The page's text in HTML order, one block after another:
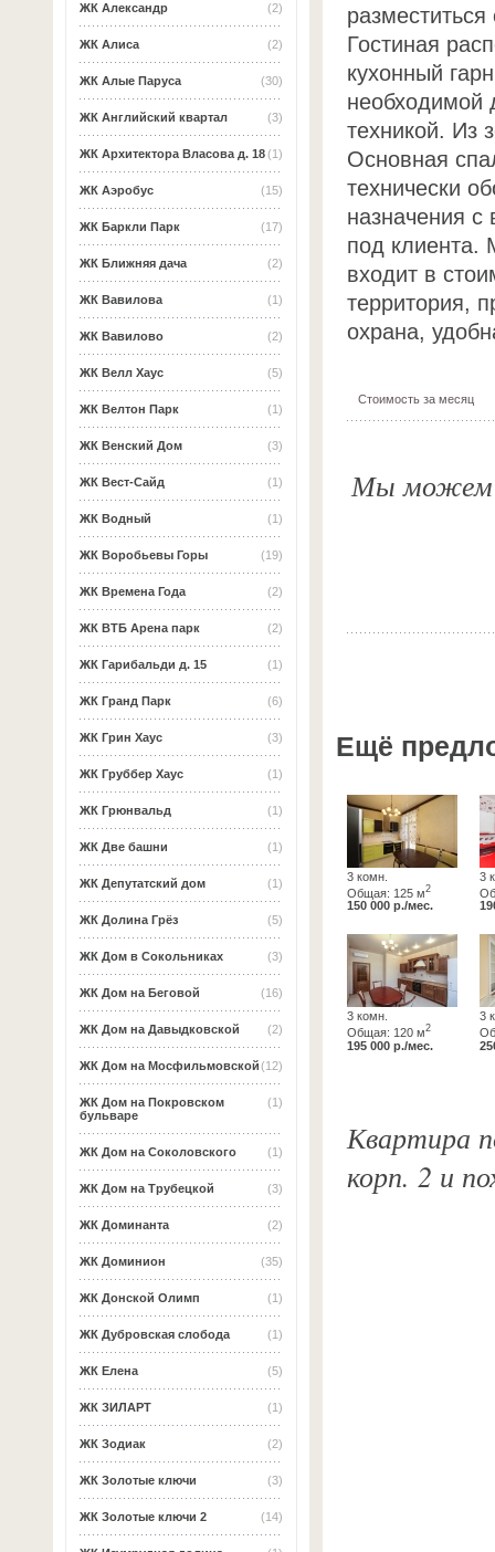
(2)
ЖК Александр
(2)
ЖК Алиса
(30)
ЖК Алые Паруса
(3)
ЖК Английский квартал
(1)
ЖК Архитектора Власова д. 18
(15)
ЖК Аэробус
(17)
ЖК Баркли Парк
(2)
ЖК Ближняя дача
(1)
ЖК Вавилова
(2)
ЖК Вавилово
(5)
ЖК Велл Хаус
(1)
ЖК Велтон Парк
(3)
ЖК Венский Дом
(1)
ЖК Вест-Сайд
(1)
ЖК Водный
(19)
ЖК Воробьевы Горы
(2)
ЖК Времена Года
(2)
ЖК ВТБ Арена парк
(1)
ЖК Гарибальди д. 15
(6)
ЖК Гранд Парк
(3)
ЖК Грин Хаус
(1)
ЖК Груббер Хаус
(1)
ЖК Грюнвальд
(1)
ЖК Две башни
(1)
ЖК Депутатский дом
(5)
ЖК Долина Грёз
(3)
ЖК Дом в Сокольниках
(16)
ЖК Дом на Беговой
(2)
ЖК Дом на Давыдковской
(12)
ЖК Дом на Мосфильмовской
(1)
ЖК Дом на Покровском
бульваре
(1)
ЖК Дом на Соколовского
(3)
ЖК Дом на Трубецкой
(2)
ЖК Доминанта
(35)
ЖК Доминион
(1)
ЖК Донской Олимп
(1)
ЖК Дубровская слобода
(5)
ЖК Елена
(1)
ЖК ЗИЛАРТ
(2)
ЖК Зодиак
(3)
ЖК Золотые ключи
(14)
ЖК Золотые ключи 2
Гостиная
кухонный
необходимой
техникой. Из
Основная
технически
назначения
под клиента.
входит в
территория,
охрана,
Стоимость за месяц
Мы можем
Ещё
3 комн.
Общая: 125 м2
150 000 р./мес.
3
3 комн.
Общая: 120 м2
195 000 р./мес.
3
Квартира
корп. 2 и